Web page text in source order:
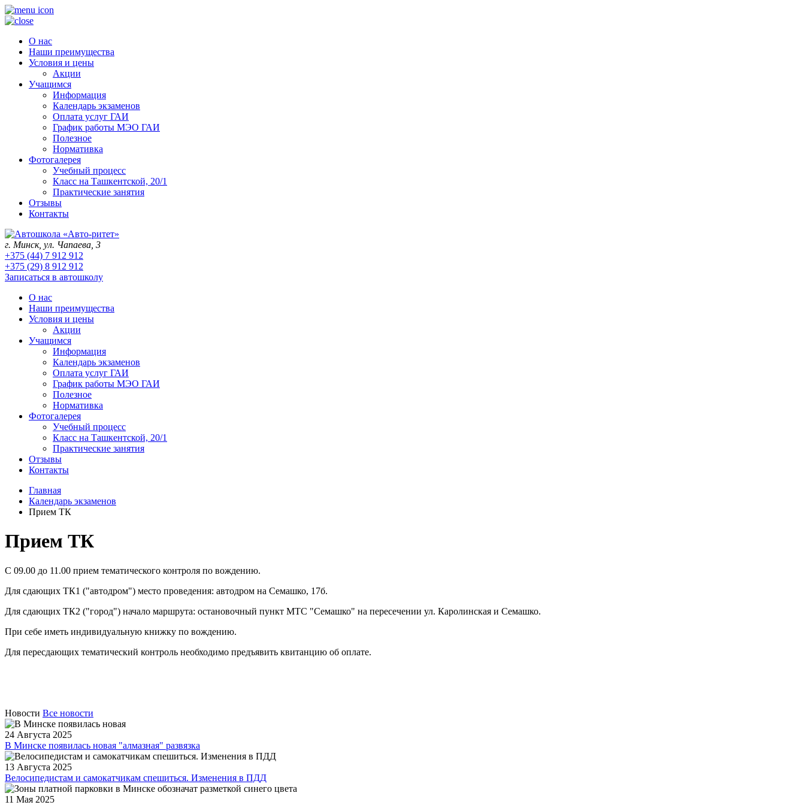
О нас
Наши преимущества
Условия и цены
Акции
Учащимся
Информация
Календарь экзаменов
Оплата услуг ГАИ
График работы МЭО ГАИ
Полезное
Нормативка
Фотогалерея
Учебный процесс
Класс на Ташкентской, 20/1
Практические занятия
Отзывы
Контакты
г. Минск, ул. Чапаева, 3
+375 (44) 7 912 912
+375 (29) 8 912 912
Записаться в автошколу
О нас
Наши преимущества
Условия и цены
Акции
Учащимся
Информация
Календарь экзаменов
Оплата услуг ГАИ
График работы МЭО ГАИ
Полезное
Нормативка
Фотогалерея
Учебный процесс
Класс на Ташкентской, 20/1
Практические занятия
Отзывы
Контакты
Главная
Календарь экзаменов
Прием ТК
Прием ТК
С 09.00 до 11.00 прием тематического контроля по вождению.
Для сдающих ТК1 ("автодром") место проведения: автодром на Семашко, 17б.
Для сдающих ТК2 ("город") начало маршрута: остановочный пункт МТС "Семашко" на пересечении ул. Каролинская и Семашко.
При себе иметь индивидуальную книжку по вождению.
Для пересдающих тематический контроль необходимо предъявить квитанцию об оплате.
Новости Все новости
24 Августа 2025
В Минске появилась новая "алмазная" развязка
13 Августа 2025
Велосипедистам и самокатчикам спешиться. Изменения в ПДД
11 Мая 2025